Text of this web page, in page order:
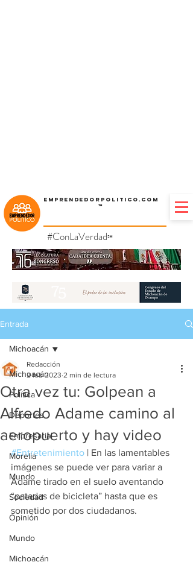
Emprendedorpolitico.com
™
#ConLaVerdad℠
Entrada
Michoacán
Política
Deportes
Empresarial
Morelia
Mundo
Sociedad
Opinión
Mundo
Michoacán
Michoacán
Otra vez tu: Golpean a
Alfredo Adame camino al
aeropuerto y hay video
Redacción
2 feb 2023 2 min de lectura
#Entretenimiento | En las lamentables
imágenes se puede ver para variar a
Adame tirado en el suelo aventando
“patadas de bicicleta” hasta que es
sometido por dos ciudadanos.